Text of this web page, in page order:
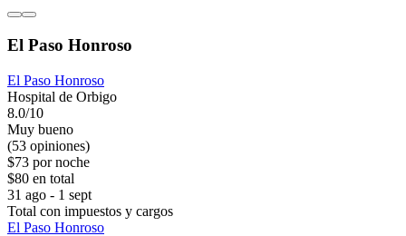
El Paso Honroso
El Paso Honroso
Hospital de Orbigo
8.0/10
Muy bueno
(53 opiniones)
$73 por noche
$80 en total
31 ago - 1 sept
Total con impuestos y cargos
El Paso Honroso